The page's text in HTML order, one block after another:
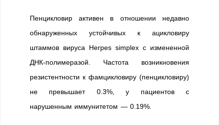
Пенцикловир активен в отношении недавно
обнаруженных устойчивых к ацикловиру
штаммов вируса Herpes simplex с измененной
ДНК-полимеразой. Частота возникновения
резистентности к фамцикловиру (пенцикловиру)
не превышает 0.3%, у пациентов с
нарушенным иммунитетом — 0.19%.